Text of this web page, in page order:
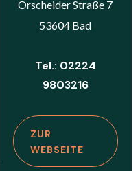
Orscheider Straße 7
53604 Bad
Tel.: 02224
9803216
ZUR
WEBSEITE